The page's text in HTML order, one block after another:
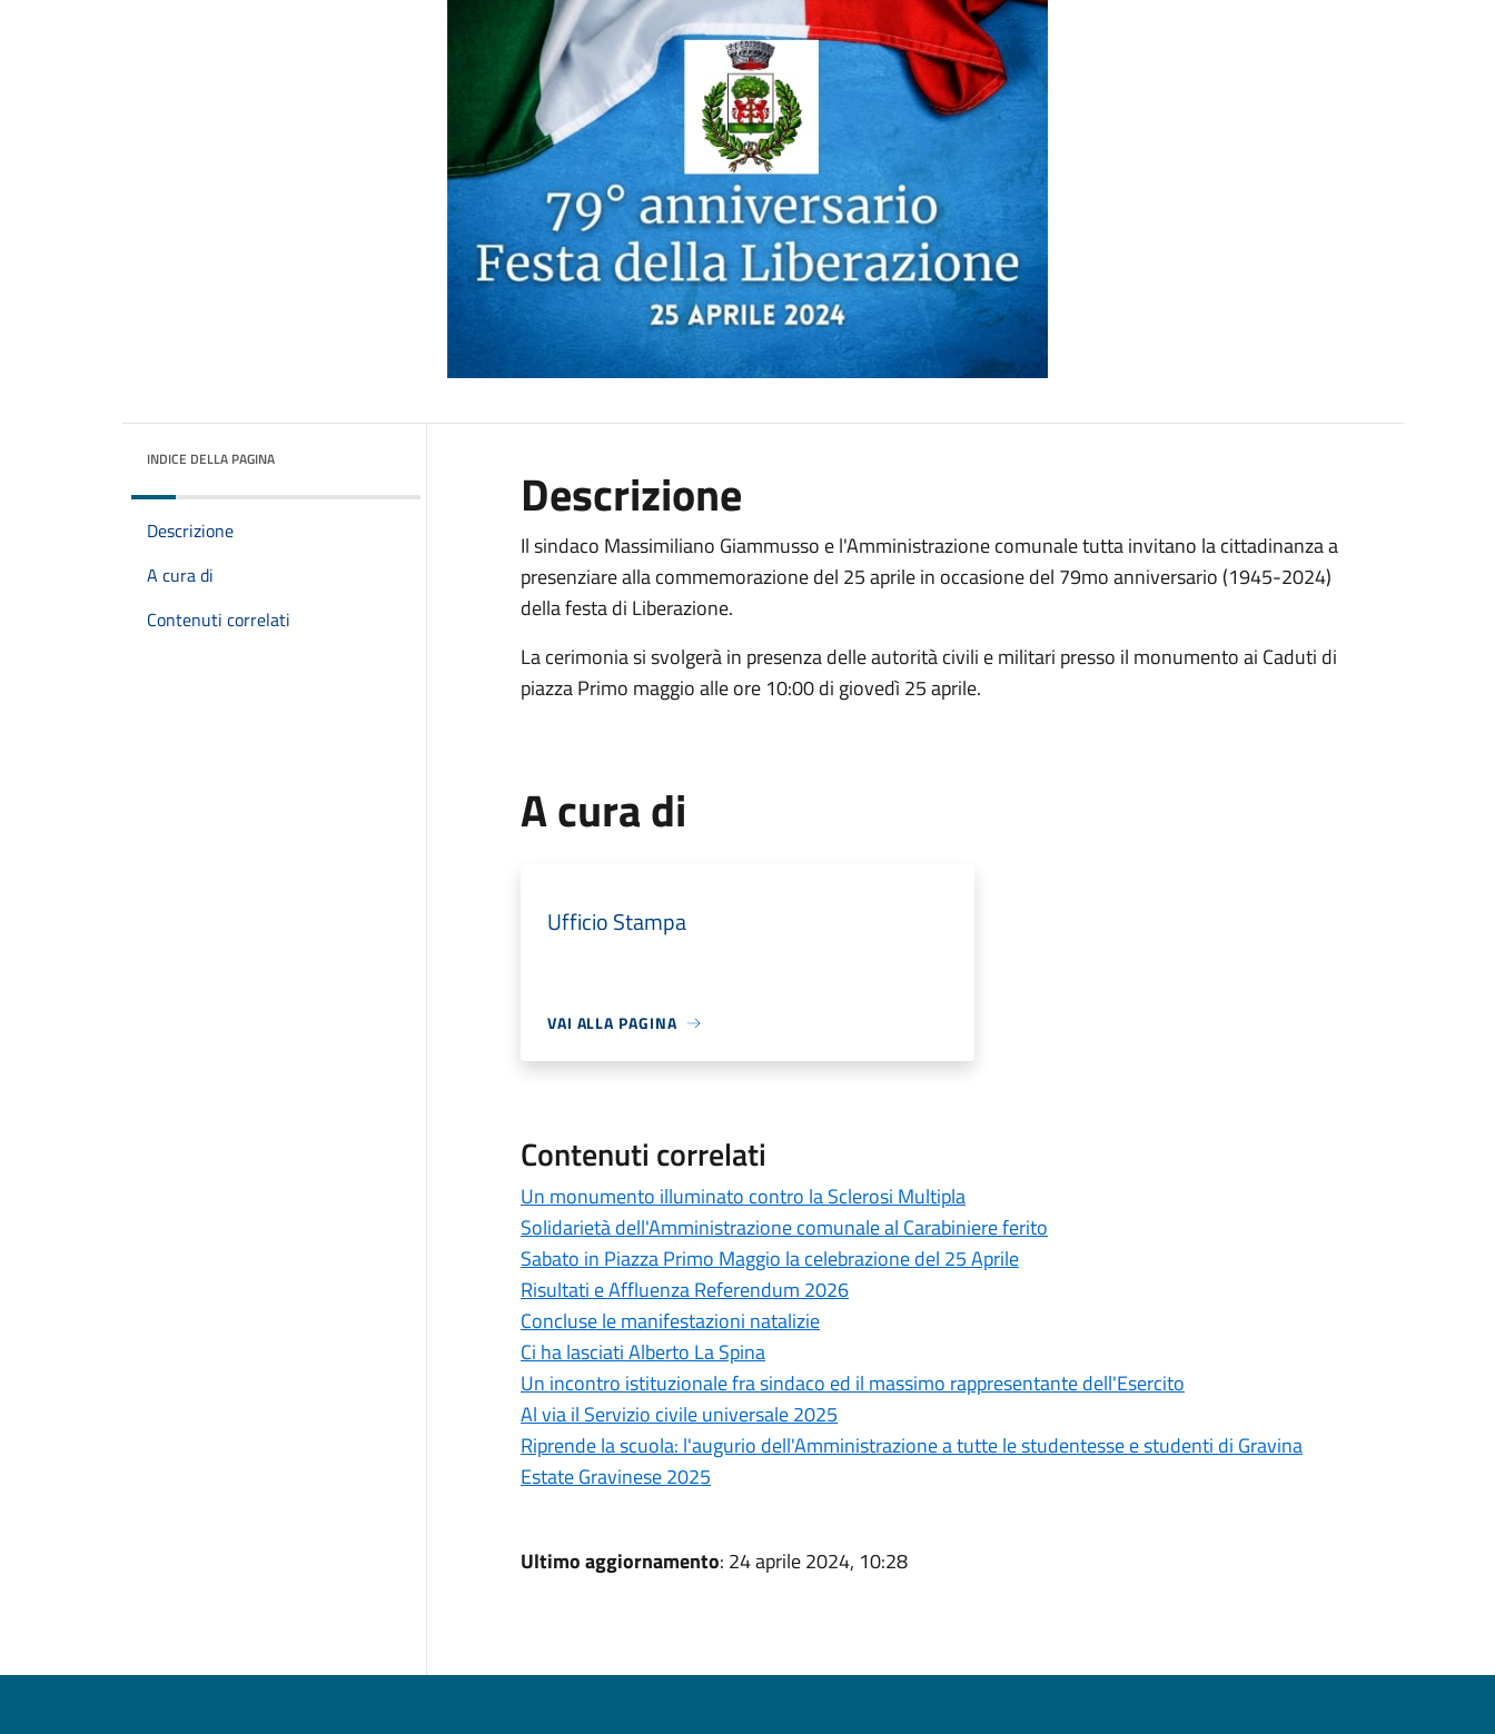
INDICE DELLA PAGINA
Descrizione
A cura di
Contenuti correlati
Descrizione
Il sindaco Massimiliano Giammusso e l'Amministrazione comunale tutta invitano la cittadinanza a
presenziare alla commemorazione del 25 aprile in occasione del 79mo anniversario (1945-2024)
della festa di Liberazione.
La cerimonia si svolgerà in presenza delle autorità civili e militari presso il monumento ai Caduti di
piazza Primo maggio alle ore 10:00 di giovedì 25 aprile.
A cura di
Ufficio Stampa
VAI ALLA PAGINA
Contenuti correlati
Un monumento illuminato contro la Sclerosi Multipla
Solidarietà dell'Amministrazione comunale al Carabiniere ferito
Sabato in Piazza Primo Maggio la celebrazione del 25 Aprile
Risultati e Affluenza Referendum 2026
Concluse le manifestazioni natalizie
Ci ha lasciati Alberto La Spina
Un incontro istituzionale fra sindaco ed il massimo rappresentante dell'Esercito
Al via il Servizio civile universale 2025
Riprende la scuola: l'augurio dell'Amministrazione a tutte le studentesse e studenti di Gravina
Estate Gravinese 2025
Ultimo aggiornamento: 24 aprile 2024, 10:28